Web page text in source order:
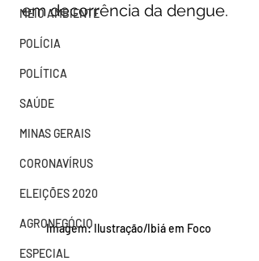
MEIO AMBIENTE
POLÍCIA
POLÍTICA
SAÚDE
MINAS GERAIS
CORONAVÍRUS
ELEIÇÕES 2020
AGRONEGÓCIO
ESPECIAL
em decorrência da dengue.
Imagem: Ilustração/Ibiá em Foco